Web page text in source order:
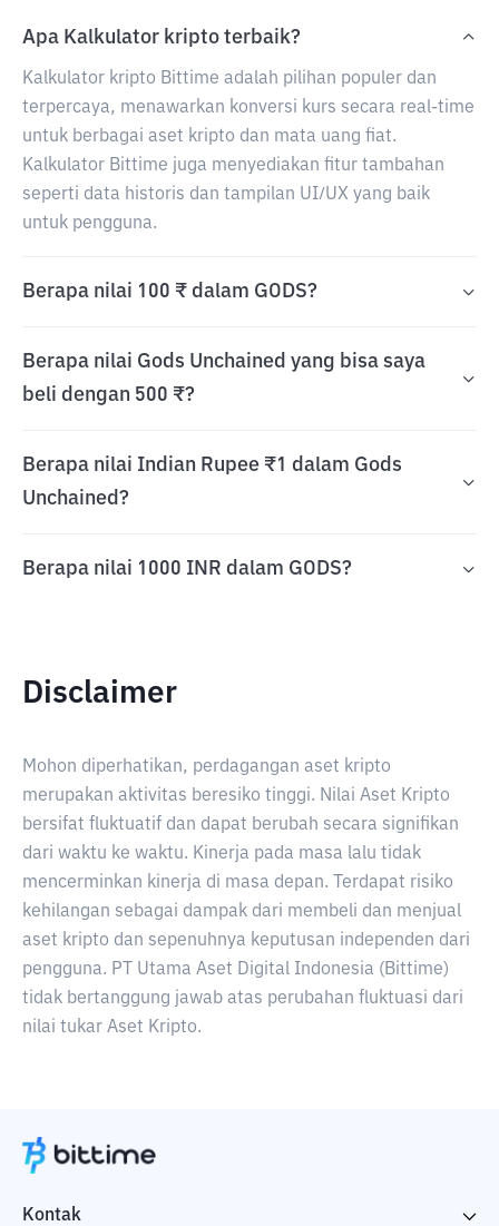
Apa Kalkulator kripto terbaik?
Kalkulator kripto Bittime adalah pilihan populer dan
terpercaya, menawarkan konversi kurs secara real-time
untuk berbagai aset kripto dan mata uang fiat.
Kalkulator Bittime juga menyediakan fitur tambahan
seperti data historis dan tampilan UI/UX yang baik
untuk pengguna.
Berapa nilai 100 ₹ dalam GODS?
Berapa nilai Gods Unchained yang bisa saya
beli dengan 500 ₹?
Berapa nilai Indian Rupee ₹1 dalam Gods
Unchained?
Berapa nilai 1000 INR dalam GODS?
Disclaimer
Mohon diperhatikan, perdagangan aset kripto
merupakan aktivitas beresiko tinggi. Nilai Aset Kripto
bersifat fluktuatif dan dapat berubah secara signifikan
dari waktu ke waktu. Kinerja pada masa lalu tidak
mencerminkan kinerja di masa depan. Terdapat risiko
kehilangan sebagai dampak dari membeli dan menjual
aset kripto dan sepenuhnya keputusan independen dari
pengguna. PT Utama Aset Digital Indonesia (Bittime)
tidak bertanggung jawab atas perubahan fluktuasi dari
nilai tukar Aset Kripto.
Kontak